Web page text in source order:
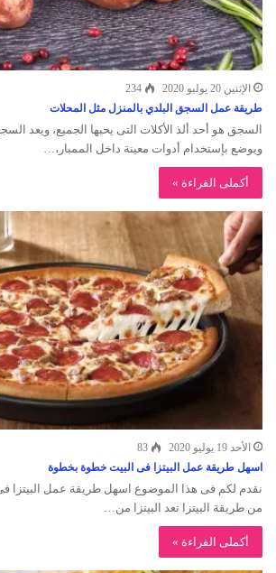
الإثنين 20 يوليو 2020
234
طريقة عمل السجق البلدي بالمنزل مثل المحلات
السجق هو أحد ألذ الأكلات التى يحبها الجميع، ويعد
ويوضع بإستخدام أدوات معينة داخل الممبار،…
أكملى القراءة »
الأحد 19 يوليو 2020
83
اسهل طريقة عمل البيتزا فى البيت خطوة بخطوة
نقدم لكم فى هذا الموضوع اسهل طريقة عمل البيتزا
من طريقة البيتزا تعد البيتزا من…
أكملى القراءة »